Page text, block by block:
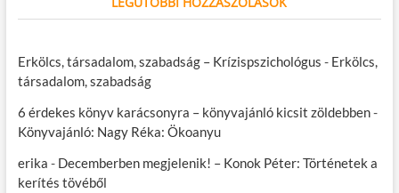
Erkölcs, társadalom, szabadság – Krízispszichológus - Erkölcs,
társadalom, szabadság
6 érdekes könyv karácsonyra – könyvajánló kicsit zöldebben-
Könyvajánló: Nagy Réka: Ökoanyu
erika - Decemberben megjelenik! – Konok Péter: Történetek a
kerítés tövéből